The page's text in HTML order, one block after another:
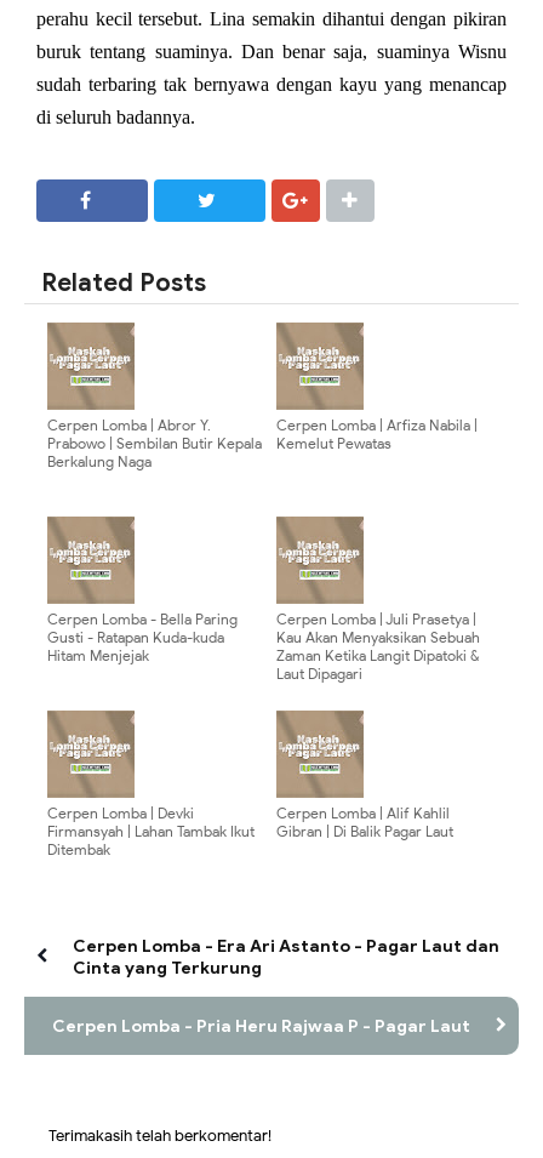
perahu kecil tersebut. Lina semakin dihantui dengan pikiran
buruk tentang suaminya. Dan benar saja, suaminya Wisnu
sudah terbaring tak bernyawa dengan kayu yang menancap
di seluruh badannya.
Related Posts
Cerpen Lomba | Abror Y.
Prabowo | Sembilan Butir Kepala
Berkalung Naga
Cerpen Lomba | Arfiza Nabila |
Kemelut Pewatas
Cerpen Lomba - Bella Paring
Gusti - Ratapan Kuda-kuda
Hitam Menjejak
Cerpen Lomba | Juli Prasetya |
Kau Akan Menyaksikan Sebuah
Zaman Ketika Langit Dipatoki &
Laut Dipagari
Cerpen Lomba | Devki
Firmansyah | Lahan Tambak Ikut
Ditembak
Cerpen Lomba | Alif Kahlil
Gibran | Di Balik Pagar Laut
Cerpen Lomba - Era Ari Astanto - Pagar Laut dan
Cinta yang Terkurung
Cerpen Lomba - Pria Heru Rajwaa P - Pagar Laut
Terimakasih telah berkomentar!